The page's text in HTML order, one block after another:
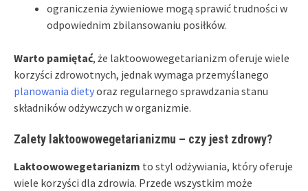
ograniczenia żywieniowe mogą sprawić trudności w
odpowiednim zbilansowaniu posiłków.
Warto pamiętać, że laktoowowegetarianizm oferuje wiele
korzyści zdrowotnych, jednak wymaga przemyślanego
planowania dietyoraz regularnego sprawdzania stanu
składników odżywczych w organizmie.
Zalety laktoowowegetarianizmu – czy jest zdrowy?
Laktoowowegetarianizm to styl odżywiania, który oferuje
wiele korzyści dla zdrowia. Przede wszystkim może